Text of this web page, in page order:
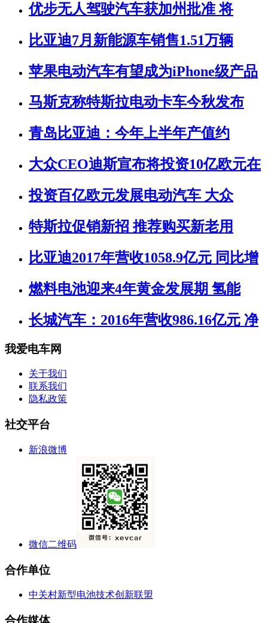
优步无人驾驶汽车获加州批准 将
比亚迪7月新能源车销售1.51万辆
苹果电动汽车有望成为iPhone级产品
马斯克称特斯拉电动卡车今秋发布
青岛比亚迪：今年上半年产值约
大众CEO迪斯宣布将投资10亿欧元在
投资百亿欧元发展电动汽车 大众
特斯拉促销新招 推荐购买新老用
比亚迪2017年营收1058.9亿元 同比增
燃料电池迎来4年黄金发展期 氢能
长城汽车：2016年营收986.16亿元 净
我爱电车网
关于我们
联系我们
隐私政策
社交平台
新浪微博
微信二维码
合作单位
中关村新型电池技术创新联盟
合作媒体